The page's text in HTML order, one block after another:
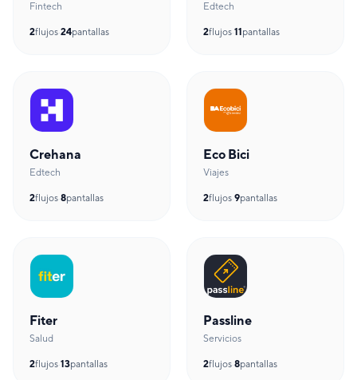
Fintech
2flujos·24pantallas
Edtech
2flujos·11 pantallas
Crehana
Edtech
2flujos·8pantallas
Eco Bici
Viajes
2flujos·9pantallas
Fiter
Salud
2flujos·13pantallas
Passline
Servicios
2flujos·8pantallas